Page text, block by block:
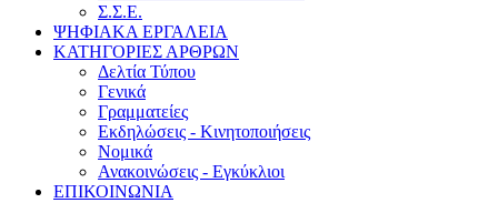
Σ.Σ.Ε.
ΨΗΦΙΑΚΑ ΕΡΓΑΛΕΙΑ
ΚΑΤΗΓΟΡΙΕΣ ΑΡΘΡΩΝ
Δελτία Τύπου
Γενικά
Γραμματείες
Εκδηλώσεις - Κινητοποιήσεις
Νομικά
Ανακοινώσεις - Εγκύκλιοι
ΕΠΙΚΟΙΝΩΝΙΑ